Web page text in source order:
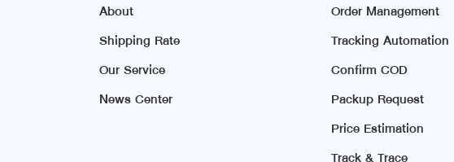
About
Shipping Rate
Our Service
News Center
Order Management
Tracking Automation
Confirm COD
Packup Request
Price Estimation